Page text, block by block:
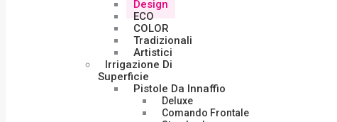
Design
ECO
COLOR
Tradizionali
Artistici
Irrigazione Di
Superficie
Pistole Da Innaffio
Deluxe
Comando Frontale